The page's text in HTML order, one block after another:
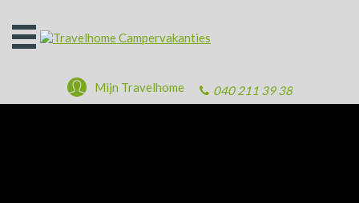
Open
het
040 211 39 38
Mijn Travelhome